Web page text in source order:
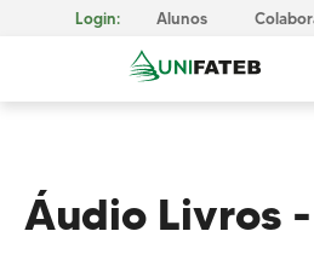
Login: Alunos
Áudio Livros